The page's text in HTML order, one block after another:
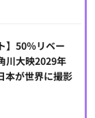
】50％リベー
川大映2029年
本が世界に撮影